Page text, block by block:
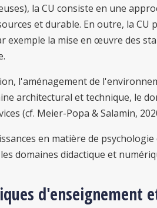
la CU consiste en une
et durable. En outre, la CU
la mise en œuvre des
l'aménagement de
architectural et technique, le
(cf. Meier-Popa & Salamin,
en matière de
domaines didactique et
d'enseignement